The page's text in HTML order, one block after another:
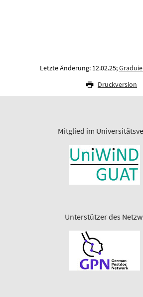
Letzte Änderung: 12.02.25;
Druckversion
Mitglied im
Unterstützer des